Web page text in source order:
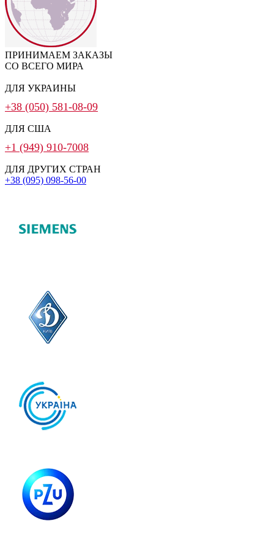
ПРИНИМАЕМ ЗАКАЗЫ
СО ВСЕГО МИРА
ДЛЯ УКРАИНЫ
+38 (050) 581-08-09
ДЛЯ США
+1 (949) 910-7008
ДЛЯ ДРУГИХ СТРАН
+38 (095) 098-56-00